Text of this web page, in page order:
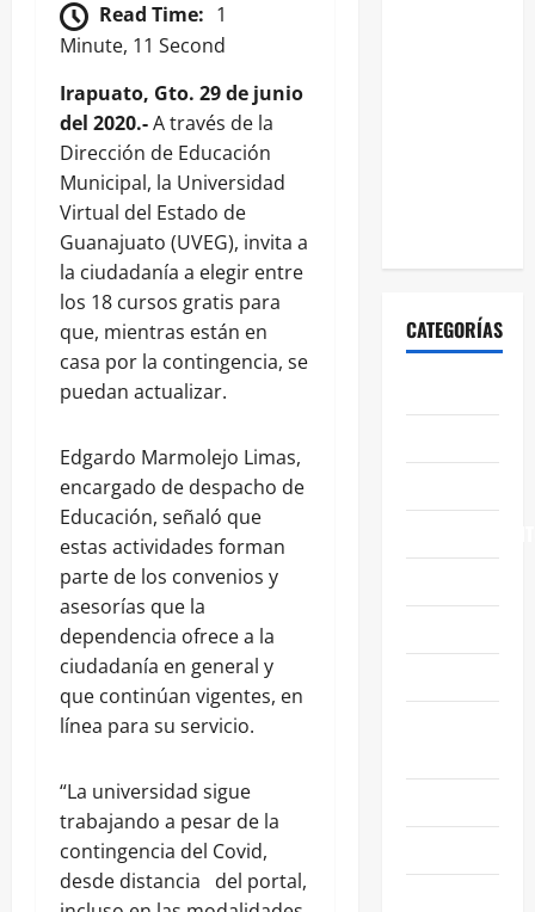
Read Time: 1
Minute, 11 Second
Irapuato, Gto. 29 de junio
del 2020.-A través de la
Dirección de Educación
Municipal, la Universidad
Virtual del Estado de
Guanajuato (UVEG), invita a
la ciudadanía a elegir entre
los 18 cursos gratis para
que, mientras están en
casa por la contingencia, se
puedan actualizar.
Edgardo Marmolejo Limas,
encargado de despacho de
Educación, señaló que
estas actividades forman
parte de los convenios y
asesorías que la
dependencia ofrece a la
ciudadanía en general y
que continúan vigentes, en
línea para su servicio.
“La universidad sigue
trabajando a pesar de la
contingencia del Covid,
desde distancia del portal,
CATEGORÍAS